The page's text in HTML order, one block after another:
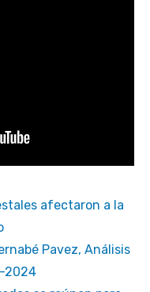
afectaron a la
Pavez, Análisis
2024